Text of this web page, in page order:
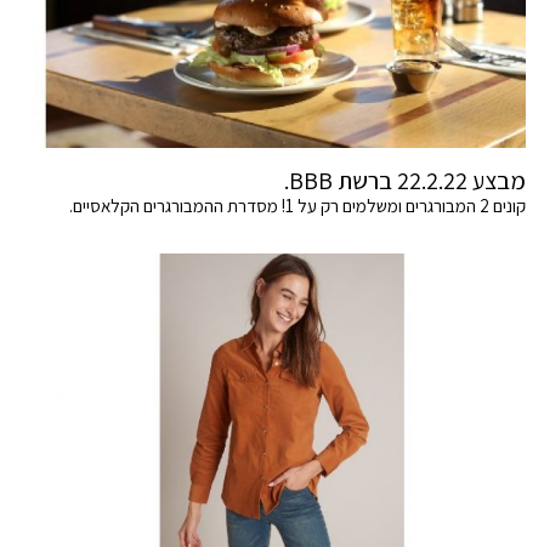
מבצע 22.2.22 ברשת BBB.
קונים 2 המבורגרים ומשלמים רק על 1! מסדרת ההמבורגרים הקלאסיים.